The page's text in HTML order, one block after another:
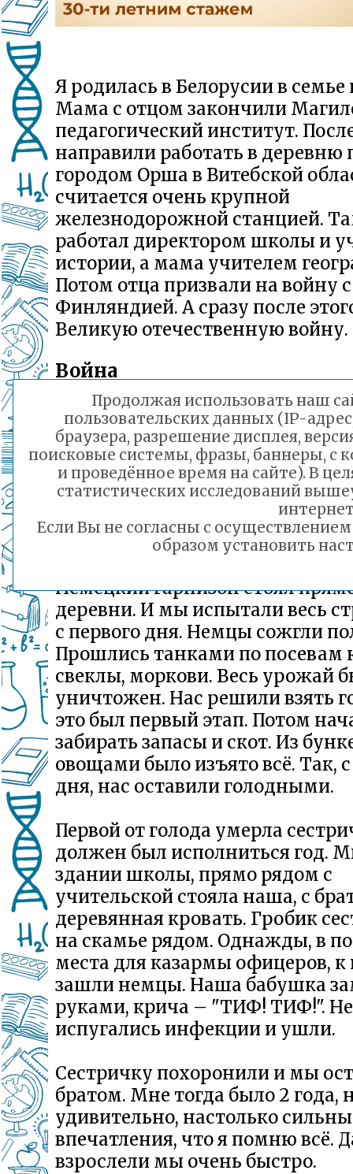
Я родилась в Белорусии в семье
Мама с отцом закончили
педагогический институт.
направили работать в деревню
городом Орша в Витебской
считается очень крупной
железнодорожной станцией.
работал директором школы и
истории, а мама учителем
Потом отца призвали на войну с
Финляндией. А сразу после
Великую отечественную войну.
Война
В нашей семье было трое детей.
старший брат и младшая
году отец ушел на фронт.
нагрянули внезапно. Ни кто не
эвакуироваться. Все кто
партизаны. Моя мама тоже.
Немецкий гарнизон стоял
деревни. И мы испытали весь
с первого дня. Немцы сожгли
Прошлись танками по посевам
свеклы, моркови. Весь урожай
уничтожен. Нас решили взять
это был первый этап. Потом
забирать запасы и скот. Из
овощами было изъято всё. Так, с
дня, нас оставили голодными.
Первой от голода умерла
должен был исполниться год.
здании школы, прямо рядом с
учительской стояла наша, с
деревянная кровать. Гробик
на скамье рядом. Однажды, в
места для казармы офицеров,
зашли немцы. Наша бабушка
руками, крича – "ТИФ! ТИФ!".
испугались инфекции и ушли.
Сестричку похоронили и мы
братом. Мне тогда было 2 года,
удивительно, настолько
впечатления, что я помню всё.
взрослели мы очень быстро.
Продолжая использовать наш
пользовательских данных (IP-
браузера, разрешение дисплея,
поисковые системы, фразы, баннеры, с
и проведённое время на сайте). В
статистических исследований
Если Вы не согласны с
образом установить